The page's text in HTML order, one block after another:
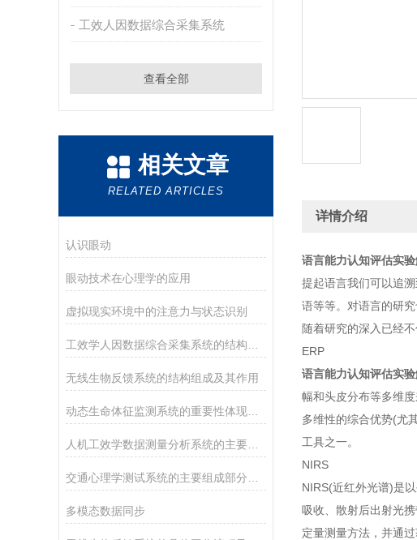
工效人因数据综合采集系统
查看全部
相关文章
RELATED ARTICLES
认识眼动
眼动技术在心理学的应用
虚拟现实环境中的注意力与状态识别
无线生物反馈系统的结构组成及其作用
动态生命体征监测系统的重要性体现在哪些方面？
人机工效学数据测量分析系统的主要作用体现在哪些方面？
多模态数据同步
详情介绍
语言能力认知评估实
提起语言我们可以追
语等等。对语言的研
随着研究的深入已经
ERP
语言能力认知评估实
幅和头皮分布等多维
多维性的综合优势(尤
工具之一。
NIRS
NIRS(近红外光谱)是
吸收、散射后出射光
定量测量方法，并通